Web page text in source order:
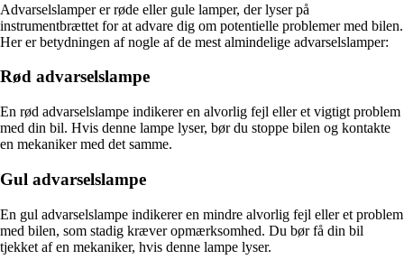
Advarselslamper er røde eller gule lamper, der lyser på
instrumentbrættet for at advare dig om potentielle problemer med bilen.
Her er betydningen af nogle af de mest almindelige advarselslamper:
Rød advarselslampe
En rød advarselslampe indikerer en alvorlig fejl eller et vigtigt problem
med din bil. Hvis denne lampe lyser, bør du stoppe bilen og kontakte
en mekaniker med det samme.
Gul advarselslampe
En gul advarselslampe indikerer en mindre alvorlig fejl eller et problem
med bilen, som stadig kræver opmærksomhed. Du bør få din bil
tjekket af en mekaniker, hvis denne lampe lyser.